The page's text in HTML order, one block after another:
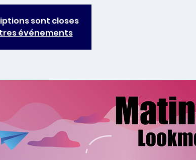
sont closes
événements